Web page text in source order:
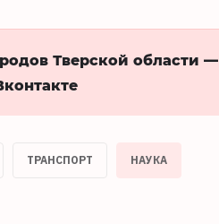
Тверской области —
ТРАНСПОРТ НАУКА